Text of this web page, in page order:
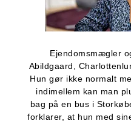
Ejendomsmægler
Abildgaard,
Hun gør ikke normalt
indimellem kan man
bag på en bus i
forklarer, at hun med